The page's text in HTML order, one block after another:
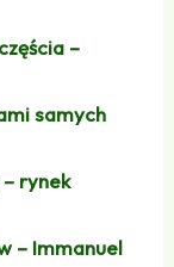
–
samych
rynek
– Immanuel